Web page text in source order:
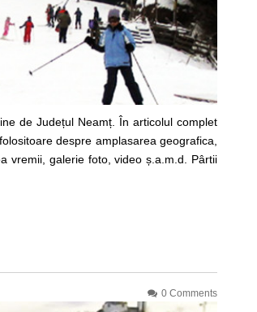
de Județul Neamț. În articolul complet
despre amplasarea geografica,
vremii, galerie foto, video ș.a.m.d. Pârtii
0 Comments